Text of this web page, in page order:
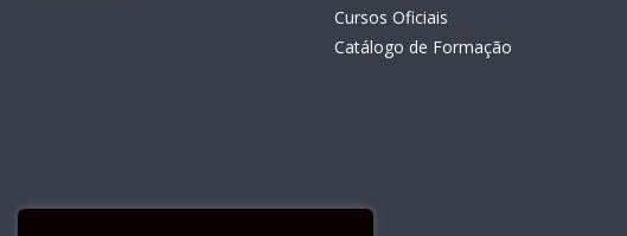
Cursos Oficiais
Catálogo de Formação